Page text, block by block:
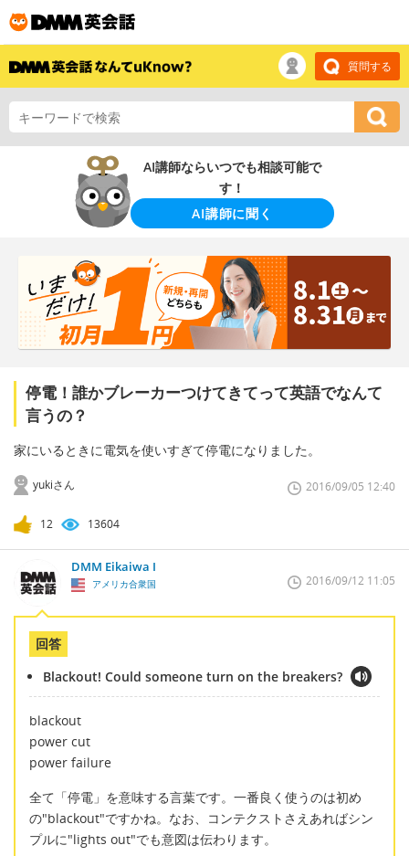
質問する
AI講師ならいつでも相談可能で
す！
AI講師に聞く
停電！誰かブレーカーつけてきてって英語でなんて
言うの？
家にいるときに電気を使いすぎて停電になりました。
yukiさん 2016/09/05 12:40
12 13604
DMM Eikaiwa I
アメリカ合衆国 2016/09/12 11:05
回答
Blackout! Could someone turn on the breakers?
blackout
power cut
power failure
全て「停電」を意味する言葉です。一番良く使うのは初め
の"blackout"ですかね。なお、コンテクストさえあればシン
プルに"lights out"でも意図は伝わります。